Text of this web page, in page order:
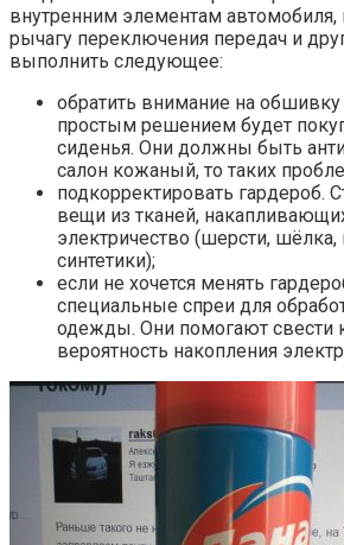
внутренним элементам
рычагу переключения передач и
выполнить следующее:
обратить внимание на
простым решением будет
сиденья. Они должны быть
салон кожаный, то таких
подкорректировать гардероб.
вещи из тканей,
электричество (шерсти, шёлка,
синтетики);
если не хочется менять
специальные спреи для
одежды. Они помогают свести
вероятность накопления